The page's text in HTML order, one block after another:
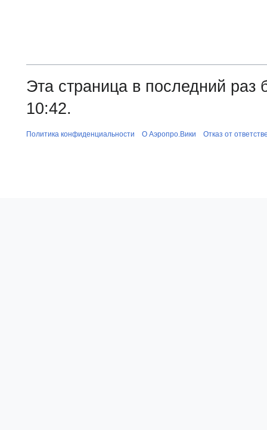
Эта страница в последний раз
10:42.
Политика конфиденциальности О Аэропро.Вики Отказ от